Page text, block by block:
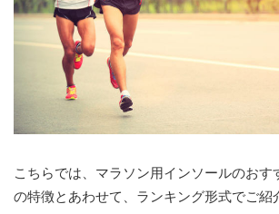
こちらでは、マラソン用インソールのおす
の特徴とあわせて、ランキング形式でご紹